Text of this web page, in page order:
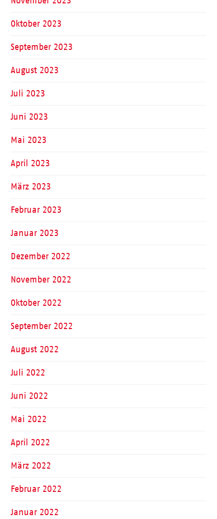
Oktober 2023
September 2023
August 2023
Juli 2023
Juni 2023
Mai 2023
April 2023
März 2023
Februar 2023
Januar 2023
Dezember 2022
November 2022
Oktober 2022
September 2022
August 2022
Juli 2022
Juni 2022
Mai 2022
April 2022
März 2022
Februar 2022
Januar 2022